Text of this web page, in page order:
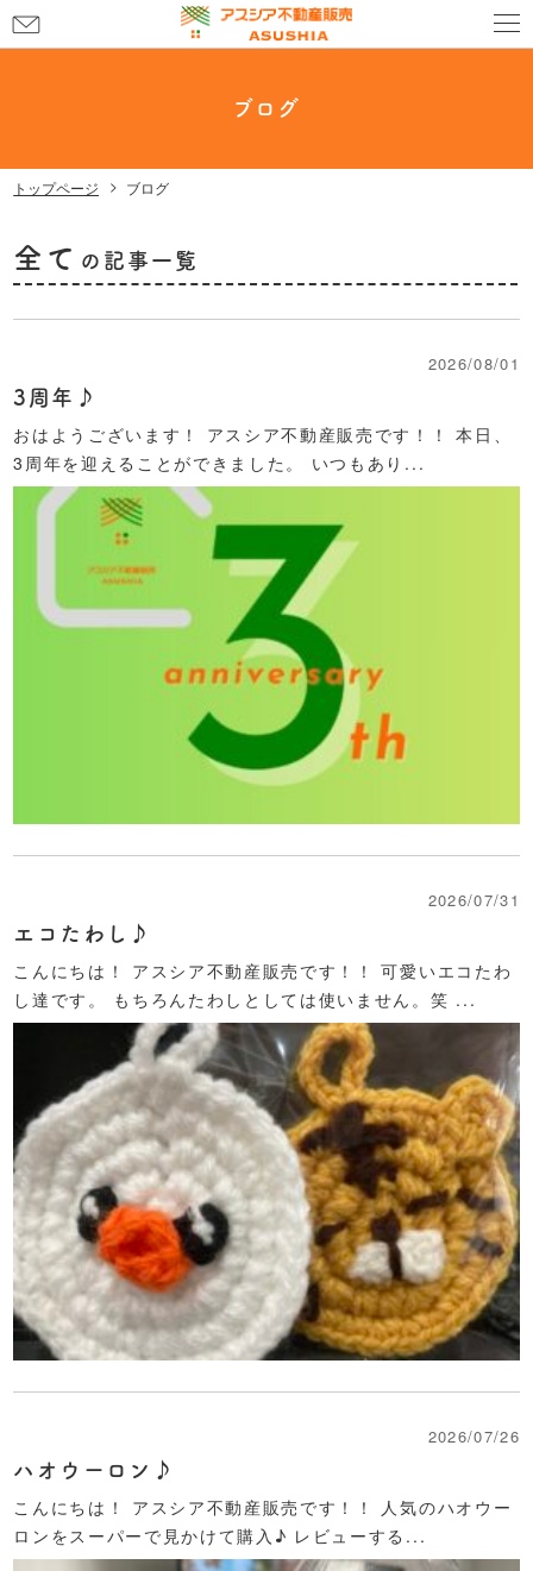
問
せ
ブログ
トップページ ブログ
全て の記事一覧
2026/08/01
3周年♪
おはようございます！ アスシア不動産販売です！！ 本日、
3周年を迎えることができました。 いつもあり...
2026/07/31
エコたわし♪
こんにちは！ アスシア不動産販売です！！ 可愛いエコたわ
し達です。 もちろんたわしとしては使いません。笑 ...
2026/07/26
ハオウーロン♪
こんにちは！ アスシア不動産販売です！！ 人気のハオウー
ロンをスーパーで見かけて購入♪ レビューする...